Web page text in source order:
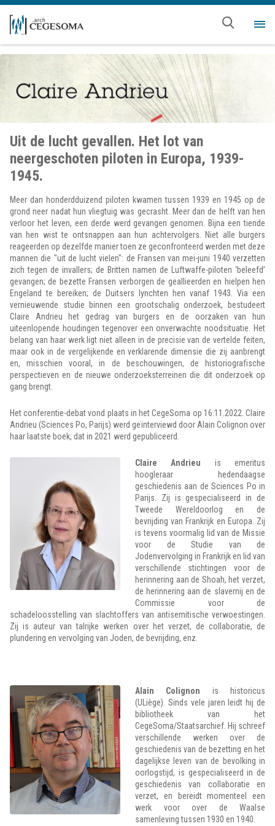
Overslaan en naar de inhoud gaan
Uit de lucht gevallen. Het lot van
neergeschoten piloten in Europa, 1939-
1945.
Meer dan honderdduizend piloten kwamen tussen 1939 en 1945 op de
grond neer nadat hun vliegtuig was gecrasht. Meer dan de helft van hen
verloor het leven, een derde werd gevangen genomen. Bijna een tiende
van hen wist te ontsnappen aan hun achtervolgers. Niet alle burgers
reageerden op dezelfde manier toen ze geconfronteerd werden met deze
mannen die "uit de lucht vielen": de Fransen van mei-juni 1940 verzetten
zich tegen de invallers; de Britten namen de Luftwaffe-piloten ‘beleefd’
gevangen; de bezette Fransen verborgen de geallieerden en hielpen hen
Engeland te bereiken; de Duitsers lynchten hen vanaf 1943. Via een
vernieuwende studie binnen een grootschalig onderzoek, bestudeert
Claire Andrieu het gedrag van burgers en de oorzaken van hun
uiteenlopende houdingen tegenover een onverwachte noodsituatie. Het
belang van haar werk ligt niet alleen in de precisie van de vertelde feiten,
maar ook in de vergelijkende en verklarende dimensie die zij aanbrengt
en, misschien vooral, in de beschouwingen, de historiografische
perspectieven en de nieuwe onderzoeksterreinen die dit onderzoek op
gang brengt.
Het conferentie-debat vond plaats in het CegeSoma op 16.11.2022. Claire
Andrieu (Sciences Po, Parijs) werd geïnterviewd door Alain Colignon over
haar laatste boek, dat in 2021 werd gepubliceerd.
Claire Andrieu is emeritus
hoogleraar hedendaagse
geschiedenis aan de Sciences Po in
Parijs. Zij is gespecialiseerd in de
Tweede Wereldoorlog en de
bevrijding van Frankrijk en Europa. Zij
is tevens voormalig lid van de Missie
voor de Studie van de
Jodenvervolging in Frankrijk en lid van
verschillende stichtingen voor de
herinnering aan de Shoah, het verzet,
de herinnering aan de slavernij en de
Commissie voor de
schadeloosstelling van slachtoffers van antisemitische verwoestingen.
Zij is auteur van talrijke werken over het verzet, de collaboratie, de
plundering en vervolging van Joden, de bevrijding, enz.
Alain Colignon
is historicus
(ULiège). Sinds vele jaren leidt hij de
bibliotheek van het
CegeSoma/Staatsarchief. Hij schreef
verschillende werken over de
geschiedenis van de bezetting en het
dagelijkse leven van de bevolking in
oorlogstijd, is gespecialiseerd in de
geschiedenis van collaboratie en
verzet, en bereidt momenteel een
werk voor over de Waalse
samenleving tussen 1930 en 1940.